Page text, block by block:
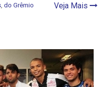
do Grêmio Veja Mais